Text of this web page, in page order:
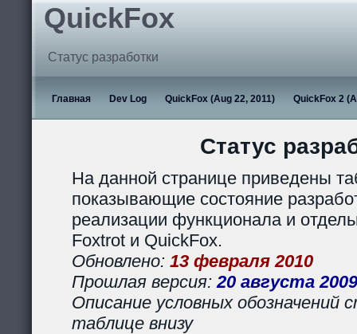
QuickFox
Статус разработки
Главная Dev Log QuickFox (Aug 22, 2011) QuickFox 2
Статус
На данной странице приведены
показывающие состояние
реализации функционала и
Foxtrot и QuickFox.
Обновлено: 13 февраля 2010
Прошлая версия:20 августа 2009
Описание условных обозначений
таблице внизу